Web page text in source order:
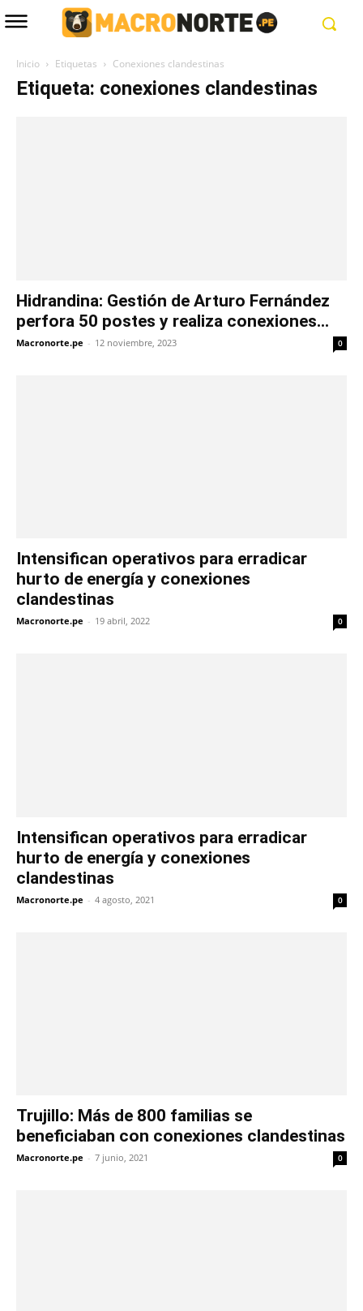
Inicio Etiquetas Conexiones clandestinas
Etiqueta: conexiones clandestinas
Hidrandina: Gestión de Arturo Fernández
perfora 50 postes y realiza conexiones...
Macronorte.pe - 12 noviembre, 2023 0
Intensifican operativos para erradicar
hurto de energía y conexiones
clandestinas
Macronorte.pe - 19 abril, 2022 0
Intensifican operativos para erradicar
hurto de energía y conexiones
clandestinas
Macronorte.pe - 4 agosto, 2021 0
Trujillo: Más de 800 familias se
beneficiaban con conexiones clandestinas
Macronorte.pe - 7 junio, 2021 0